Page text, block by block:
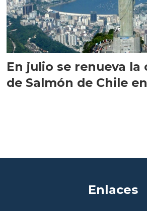
En julio se renueva la
de Salmón de Chile
Enlaces